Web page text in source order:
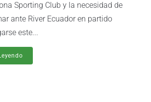
Sporting Club y la necesidad de
ante River Ecuador en partido
este...